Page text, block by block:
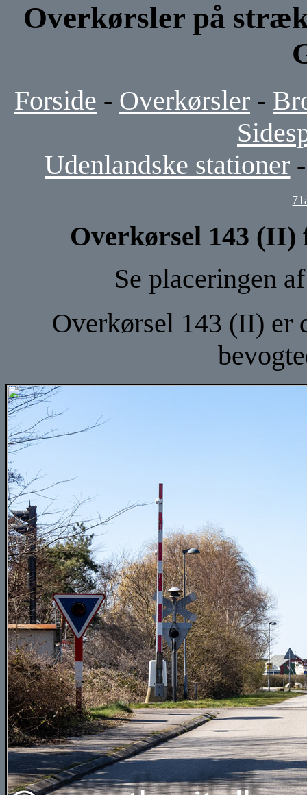
Overkørsler på
Forside - Overkørsler -
Udenlandske stationer
Overkørsel 143 (II)
Se placeringen
Overkørsel 143 (II) er